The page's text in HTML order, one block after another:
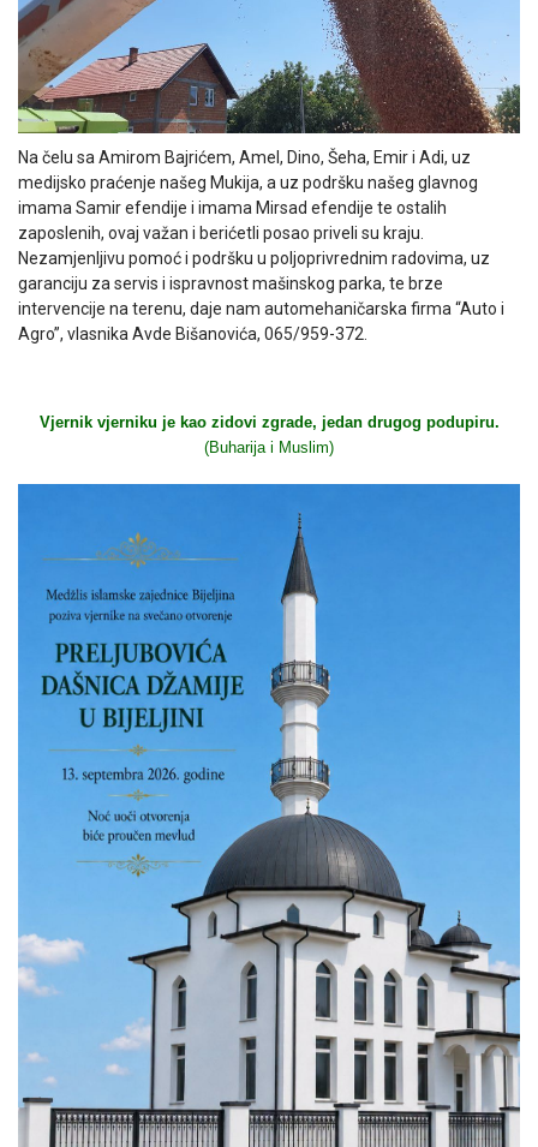
Na čelu sa Amirom Bajrićem, Amel, Dino, Šeha, Emir i Adi, uz
medijsko praćenje našeg Mukija, a uz podršku našeg glavnog
imama Samir efendije i imama Mirsad efendije te ostalih
zaposlenih, ovaj važan i berićetli posao priveli su kraju.
Nezamjenljivu pomoć i podršku u poljoprivrednim radovima, uz
garanciju za servis i ispravnost mašinskog parka, te brze
intervencije na terenu, daje nam automehaničarska firma “Auto i
Agro”, vlasnika Avde Bišanovića, 065/959-372.
Vjernik vjerniku je kao zidovi zgrade, jedan drugog podupiru.
(Buharija i Muslim)